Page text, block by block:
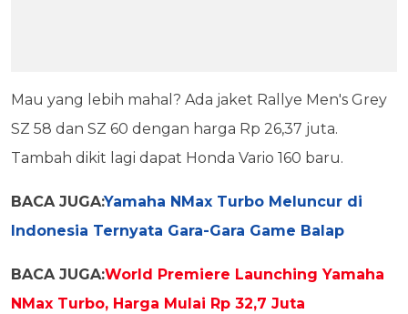
Mau yang lebih mahal? Ada jaket Rallye Men's Grey
SZ 58 dan SZ 60 dengan harga Rp 26,37 juta.
Tambah dikit lagi dapat Honda Vario 160 baru.
BACA JUGA:Yamaha NMax Turbo Meluncur di
Indonesia Ternyata Gara-Gara Game Balap
BACA JUGA:World Premiere Launching Yamaha
NMax Turbo, Harga Mulai Rp 32,7 Juta